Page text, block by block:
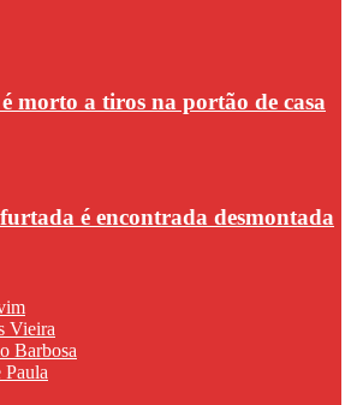
morto a tiros na portão de casa
é encontrada desmontada
Vieira
Barbosa
Paula